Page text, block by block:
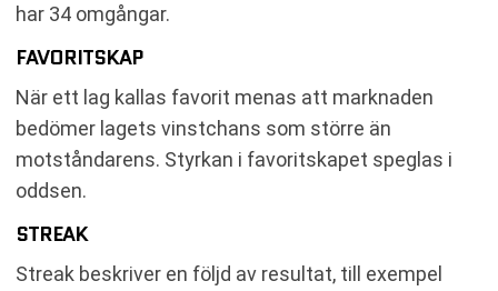
har 34 omgångar.
FAVORITSKAP
När ett lag kallas favorit menas att marknaden
bedömer lagets vinstchans som större än
motståndarens. Styrkan i favoritskapet speglas i
oddsen.
STREAK
Streak beskriver en följd av resultat, till exempel